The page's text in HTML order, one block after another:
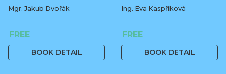
Mgr. Jakub Dvořák
FREE
BOOK DETAIL
Ing. Eva Kaspříková
FREE
BOOK DETAIL